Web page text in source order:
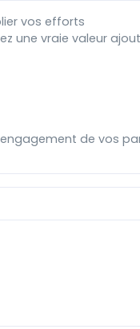
vos efforts
une vraie valeur
de vos